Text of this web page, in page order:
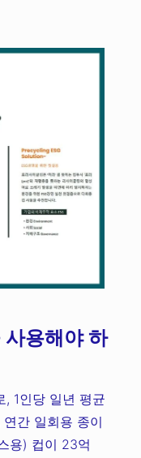
용해야 하
, 1인당 일년 평균
간 일회용 종이
용) 컵이 23억